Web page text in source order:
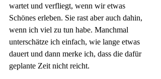
wartet und verfliegt, wenn wir etwas
Schönes erleben. Sie rast aber auch dahin,
wenn ich viel zu tun habe. Manchmal
unterschätze ich einfach, wie lange etwas
dauert und dann merke ich, dass die dafür
geplante Zeit nicht reicht.